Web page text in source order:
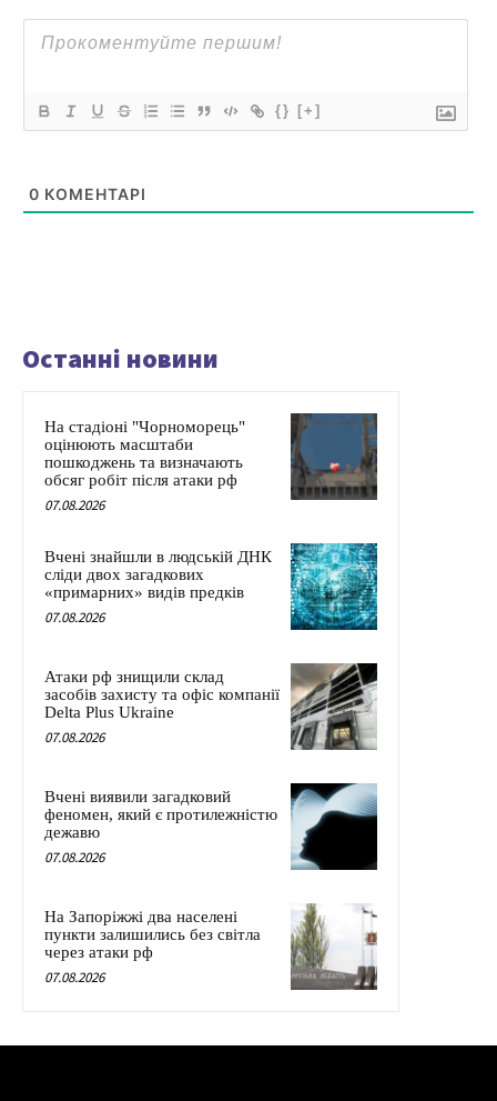
{} [+]
0 КОМЕНТАРІ
Останні новини
На стадіоні "Чорноморець"
оцінюють масштаби
пошкоджень та визначають
обсяг робіт після атаки рф
07.08.2026
Вчені знайшли в людській ДНК
сліди двох загадкових
«примарних» видів предків
07.08.2026
Атаки рф знищили склад
засобів захисту та офіс компанії
Delta Plus Ukraine
07.08.2026
Вчені виявили загадковий
феномен, який є протилежністю
дежавю
07.08.2026
На Запоріжжі два населені
пункти залишились без світла
через атаки рф
07.08.2026